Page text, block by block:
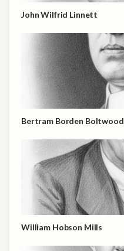
John Wilfrid Linnett
Bertram Borden Boltwood
William Hobson Mills